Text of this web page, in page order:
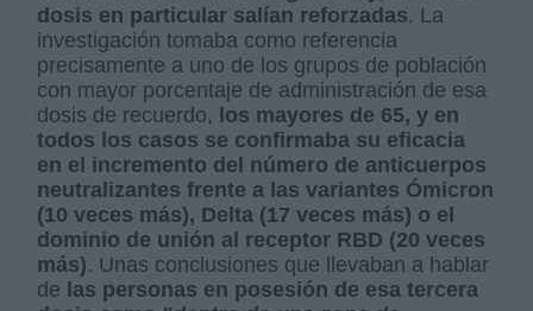
dosis en particular salían reforzadas. La
investigación tomaba como referencia
precisamente a uno de los grupos de población
con mayor porcentaje de administración de esa
dosis de recuerdo, los mayores de 65, y en
todos los casos se confirmaba su eficacia
en el incremento del número de anticuerpos
neutralizantes frente a las variantes Ómicron
(10 veces más), Delta (17 veces más) o el
dominio de unión al receptor RBD (20 veces
más). Unas conclusiones que llevaban a hablar
de las personas en posesión de esa tercera